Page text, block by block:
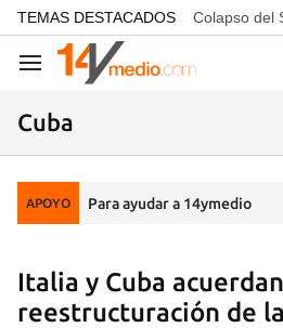
common.go-to-content
TEMAS DESTACADOS Colapso del
Navegación
Cuba
APOYO Para ayudar a 14ymedio
Italia y Cuba
reestructuración de